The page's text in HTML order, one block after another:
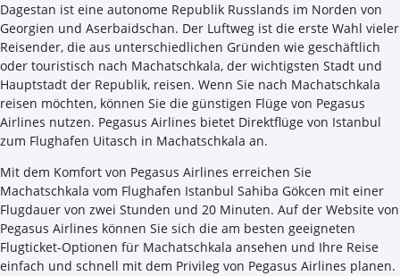
Dagestan ist eine autonome Republik Russlands im Norden von
Georgien und Aserbaidschan. Der Luftweg ist die erste Wahl vieler
Reisender, die aus unterschiedlichen Gründen wie geschäftlich
oder touristisch nach Machatschkala, der wichtigsten Stadt und
Hauptstadt der Republik, reisen. Wenn Sie nach Machatschkala
reisen möchten, können Sie die günstigen Flüge von Pegasus
Airlines nutzen. Pegasus Airlines bietet Direktflüge von Istanbul
zum Flughafen Uitasch in Machatschkala an.
Mit dem Komfort von Pegasus Airlines erreichen Sie
Machatschkala vom Flughafen Istanbul Sahiba Gökcen mit einer
Flugdauer von zwei Stunden und 20 Minuten. Auf der Website von
Pegasus Airlines können Sie sich die am besten geeigneten
Flugticket-Optionen für Machatschkala ansehen und Ihre Reise
einfach und schnell mit dem Privileg von Pegasus Airlines planen.